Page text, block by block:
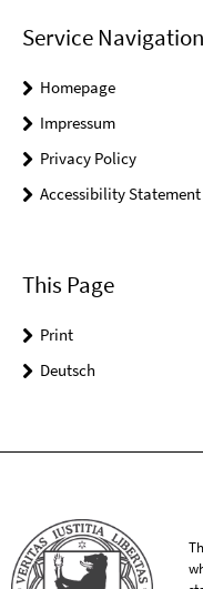
Service Navigation
Homepage
Impressum
Privacy Policy
Accessibility Statement
This Page
Print
Deutsch